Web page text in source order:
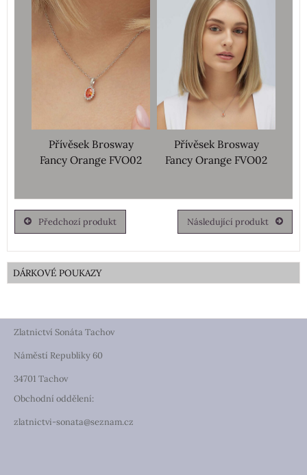
Přívěsek Brosway
Fancy Orange FVO02
Přívěsek Brosway
Fancy Orange FVO02
Předchozí produkt Následující produkt
DÁRKOVÉ POUKAZY
Zlatnictví Sonáta Tachov
Náměstí Republiky 60
34701 Tachov
Obchodní oddělení:
zlatnictvi-sonata@seznam.cz